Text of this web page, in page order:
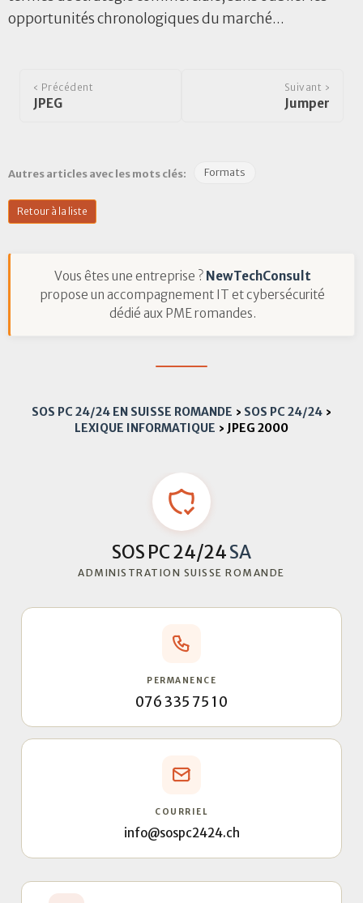
opportunités chronologiques du marché...
‹ Précédent
JPEG
Suivant ›
Jumper
Autres articles avec les mots clés: Formats
Retour à la liste
Vous êtes une entreprise ? NewTechConsult
propose un accompagnement IT et cybersécurité
dédié aux PME romandes.
SOS PC 24/24 EN SUISSE ROMANDE › SOS PC 24/24 ›
LEXIQUE INFORMATIQUE › JPEG 2000
SOS PC 24/24SA
ADMINISTRATION SUISSE ROMANDE
PERMANENCE
076 335 75 10
COURRIEL
info@sospc2424.ch